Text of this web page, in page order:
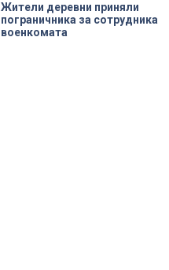
Жители деревни приняли
пограничника за сотрудника
военкомата